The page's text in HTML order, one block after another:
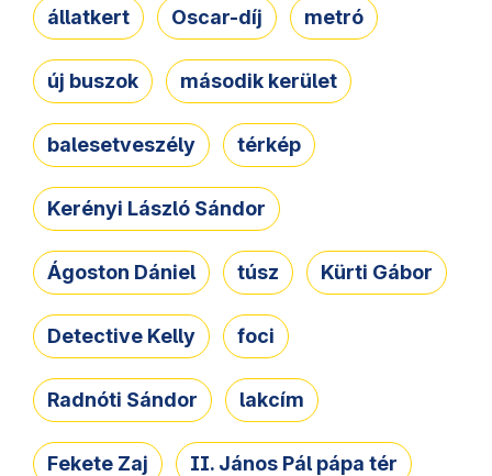
állatkert Oscar-díj metró
új buszok második kerület
balesetveszély térkép
Kerényi László Sándor
Ágoston Dániel túsz Kürti Gábor
Detective Kelly foci
Radnóti Sándor lakcím
Fekete Zaj II. János Pál pápa tér